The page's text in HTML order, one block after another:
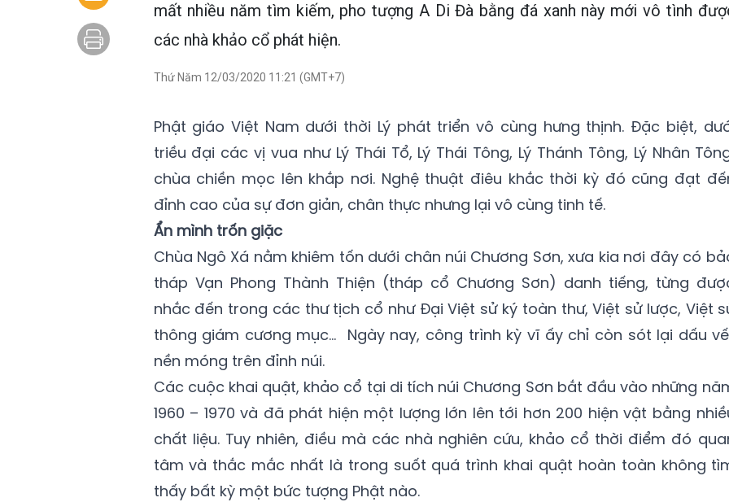
mất nhiều năm tìm kiếm, pho tượng A Di Đà bằng đá xanh này mới vô tình
các nhà khảo cổ phát hiện.
Thứ Năm 12/03/2020 11:21 (GMT+7)
Phật giáo Việt Nam dưới thời Lý phát triển vô cùng hưng thịnh. Đặc biệt,
triều đại các vị vua như Lý Thái Tổ, Lý Thái Tông, Lý Thánh Tông, Lý Nhân
chùa chiền mọc lên khắp nơi. Nghệ thuật điêu khắc thời kỳ đó cũng đạt
đỉnh cao của sự đơn giản, chân thực nhưng lại vô cùng tinh tế.
Ẩn mình trốn giặc
Chùa Ngô Xá nằm khiêm tốn dưới chân núi Chương Sơn, xưa kia nơi đây có
tháp Vạn Phong Thành Thiện (tháp cổ Chương Sơn) danh tiếng, từng
nhắc đến trong các thư tịch cổ như Đại Việt sử ký toàn thư, Việt sử lược, Việt
thông giám cương mục… Ngày nay, công trình kỳ vĩ ấy chỉ còn sót lại dấu
nền móng trên đỉnh núi.
Các cuộc khai quật, khảo cổ tại di tích núi Chương Sơn bắt đầu vào những
1960 – 1970 và đã phát hiện một lượng lớn lên tới hơn 200 hiện vật bằng
chất liệu. Tuy nhiên, điều mà các nhà nghiên cứu, khảo cổ thời điểm đó
tâm và thắc mắc nhất là trong suốt quá trình khai quật hoàn toàn không
thấy bất kỳ một bức tượng Phật nào.